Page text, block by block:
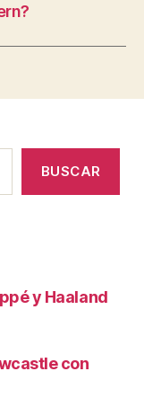
BUSCAR
y Haaland
con